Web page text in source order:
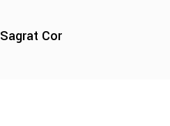
Sagrat Cor